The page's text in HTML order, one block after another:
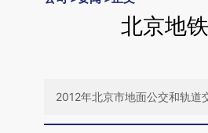
北京地
2012年北京市地面公交和轨